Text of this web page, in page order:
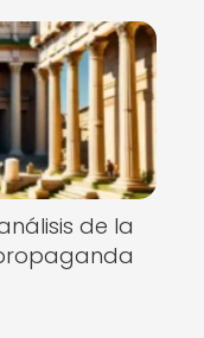
de la